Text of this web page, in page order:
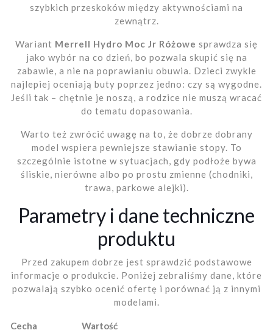
szybkich przeskoków między aktywnościami na
zewnątrz.
Wariant Merrell Hydro Moc Jr Różowe sprawdza się
jako wybór na co dzień, bo pozwala skupić się na
zabawie, a nie na poprawianiu obuwia. Dzieci zwykle
najlepiej oceniają buty poprzez jedno: czy są wygodne.
Jeśli tak – chętnie je noszą, a rodzice nie muszą wracać
do tematu dopasowania.
Warto też zwrócić uwagę na to, że dobrze dobrany
model wspiera pewniejsze stawianie stopy. To
szczególnie istotne w sytuacjach, gdy podłoże bywa
śliskie, nierówne albo po prostu zmienne (chodniki,
trawa, parkowe alejki).
Parametry i dane techniczne
produktu
Przed zakupem dobrze jest sprawdzić podstawowe
informacje o produkcie. Poniżej zebraliśmy dane, które
pozwalają szybko ocenić ofertę i porównać ją z innymi
modelami.
Cecha Wartość